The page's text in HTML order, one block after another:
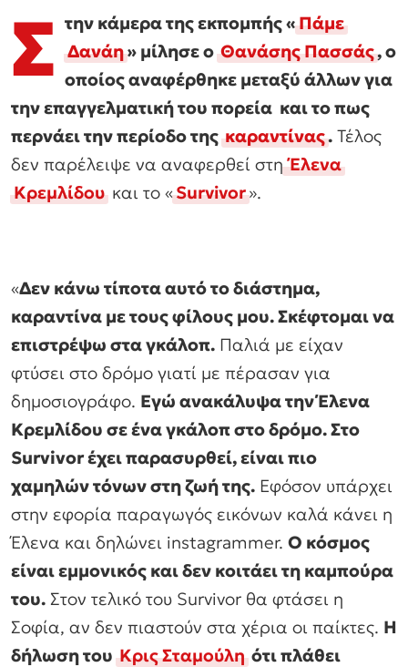
Σ την κάμερα της εκπομπής «Πάμε
Δανάη» μίλησε οΘανάσης Πασσάς, ο
οποίος αναφέρθηκε μεταξύ άλλων για
την επαγγελματική του πορεία και το πως
περνάει την περίοδο τηςκαραντίνας. Τέλος
δεν παρέλειψε να αναφερθεί στηΈλενα
Κρεμλίδουκαι το «Survivor».
«Δεν κάνω τίποτα αυτό το διάστημα,
καραντίνα με τους φίλους μου. Σκέφτομαι να
επιστρέψω στα γκάλοπ. Παλιά με είχαν
φτύσει στο δρόμο γιατί με πέρασαν για
δημοσιογράφο. Εγώ ανακάλυψα την Έλενα
Κρεμλίδου σε ένα γκάλοπ στο δρόμο. Στο
Survivor έχει παρασυρθεί, είναι πιο
χαμηλών τόνων στη ζωή της. Εφόσον υπάρχει
στην εφορία παραγωγός εικόνων καλά κάνει η
Έλενα και δηλώνει instagrammer. Ο κόσμος
είναι εμμονικός και δεν κοιτάει τη καμπούρα
του. Στον τελικό του Survivor θα φτάσει η
Σοφία, αν δεν πιαστούν στα χέρια οι παίκτες. Η
δήλωση τουΚρις Σταμούληότι πλάθει